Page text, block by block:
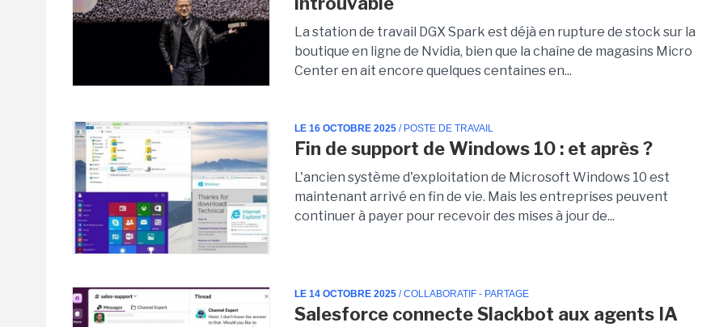
La station de travail DGX Spark est déjà en rupture de stock sur la
boutique en ligne de Nvidia, bien que la chaîne de magasins Micro
Center en ait encore quelques centaines en...
LE 16 OCTOBRE 2025 / POSTE DE TRAVAIL
Fin de support de Windows 10 : et après ?
L'ancien système d'exploitation de Microsoft Windows 10 est
maintenant arrivé en fin de vie. Mais les entreprises peuvent
continuer à payer pour recevoir des mises à jour de...
LE 14 OCTOBRE 2025 / COLLABORATIF - PARTAGE
Salesforce connecte Slackbot aux agents IA